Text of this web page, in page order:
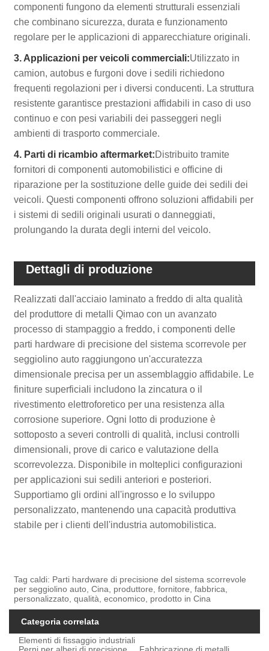
componenti fungono da elementi strutturali essenziali
che combinano sicurezza, durata e funzionamento
regolare per le applicazioni di apparecchiature originali.
3. Applicazioni per veicoli commerciali:Utilizzato in
camion, autobus e furgoni dove i sedili richiedono
frequenti regolazioni per i diversi conducenti. La struttura
resistente garantisce prestazioni affidabili in caso di uso
continuo e con pesi variabili dei passeggeri negli
ambienti di trasporto commerciale.
4. Parti di ricambio aftermarket:Distribuito tramite
fornitori di componenti automobilistici e officine di
riparazione per la sostituzione delle guide dei sedili dei
veicoli. Questi componenti offrono soluzioni affidabili per
i sistemi di sedili originali usurati o danneggiati,
prolungando la durata degli interni del veicolo.
Dettagli di produzione
Realizzati dall'acciaio laminato a freddo di alta qualità
del produttore di metalli Qimao con un avanzato
processo di stampaggio a freddo, i componenti delle
parti hardware di precisione del sistema scorrevole per
seggiolino auto raggiungono un'accuratezza
dimensionale precisa per un assemblaggio affidabile. Le
finiture superficiali includono la zincatura o il
rivestimento elettroforetico per una resistenza alla
corrosione superiore. Ogni lotto di produzione è
sottoposto a severi controlli di qualità, inclusi controlli
dimensionali, prove di carico e valutazione della
scorrevolezza. Disponibile in molteplici configurazioni
per applicazioni sui sedili anteriori e posteriori.
Supportiamo gli ordini all'ingrosso e lo sviluppo
personalizzato, mantenendo una capacità produttiva
stabile per i clienti dell'industria automobilistica.
Tag caldi: Parti hardware di precisione del sistema scorrevole
per seggiolino auto, Cina, produttore, fornitore, fabbrica,
personalizzato, qualità, economico, prodotto in Cina
Categoria correlata
Elementi di fissaggio industriali
Perni per alberi di precisione
Fabbricazione di metalli